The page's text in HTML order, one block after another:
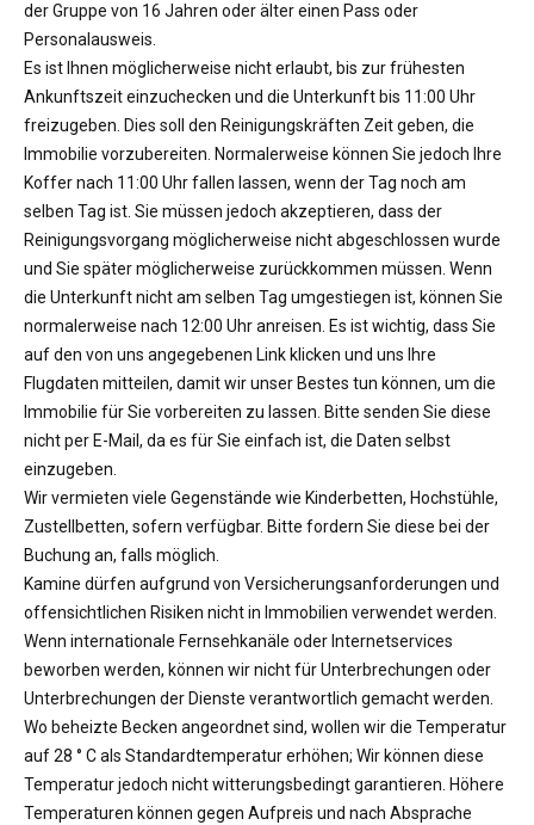
der Gruppe von 16 Jahren oder älter einen Pass oder
Personalausweis.
Es ist Ihnen möglicherweise nicht erlaubt, bis zur frühesten
Ankunftszeit einzuchecken und die Unterkunft bis 11:00 Uhr
freizugeben. Dies soll den Reinigungskräften Zeit geben, die
Immobilie vorzubereiten. Normalerweise können Sie jedoch Ihre
Koffer nach 11:00 Uhr fallen lassen, wenn der Tag noch am
selben Tag ist. Sie müssen jedoch akzeptieren, dass der
Reinigungsvorgang möglicherweise nicht abgeschlossen wurde
und Sie später möglicherweise zurückkommen müssen. Wenn
die Unterkunft nicht am selben Tag umgestiegen ist, können Sie
normalerweise nach 12:00 Uhr anreisen. Es ist wichtig, dass Sie
auf den von uns angegebenen Link klicken und uns Ihre
Flugdaten mitteilen, damit wir unser Bestes tun können, um die
Immobilie für Sie vorbereiten zu lassen. Bitte senden Sie diese
nicht per E-Mail, da es für Sie einfach ist, die Daten selbst
einzugeben.
Wir vermieten viele Gegenstände wie Kinderbetten, Hochstühle,
Zustellbetten, sofern verfügbar. Bitte fordern Sie diese bei der
Buchung an, falls möglich.
Kamine dürfen aufgrund von Versicherungsanforderungen und
offensichtlichen Risiken nicht in Immobilien verwendet werden.
Wenn internationale Fernsehkanäle oder Internetservices
beworben werden, können wir nicht für Unterbrechungen oder
Unterbrechungen der Dienste verantwortlich gemacht werden.
Wo beheizte Becken angeordnet sind, wollen wir die Temperatur
auf 28 ° C als Standardtemperatur erhöhen; Wir können diese
Temperatur jedoch nicht witterungsbedingt garantieren. Höhere
Temperaturen können gegen Aufpreis und nach Absprache